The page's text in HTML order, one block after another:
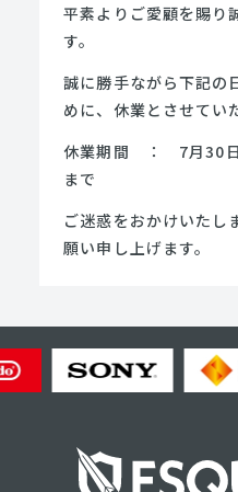
平素よりご愛顧を賜り
す。
誠に勝手ながら下記の
めに、休業とさせてい
休業期間 ： 7月30日
まで
ご迷惑をおかけいたし
願い申し上げます。